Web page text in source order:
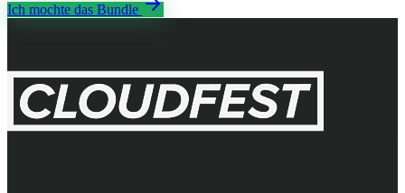
Ich mochte das Bundle